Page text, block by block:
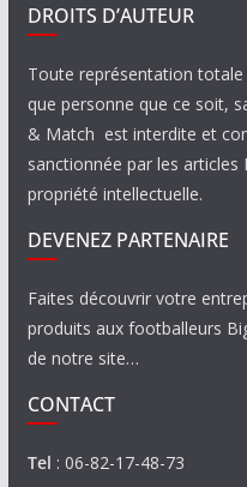
DROITS D’AUTEUR
Toute représentation
que personne que ce soit,
& Match est interdite et
sanctionnée par les articles
propriété intellectuelle.
DEVENEZ PARTENAIRE
Faites découvrir votre
produits aux footballeurs
de notre site…
CONTACT
Tel : 06-82-17-48-73